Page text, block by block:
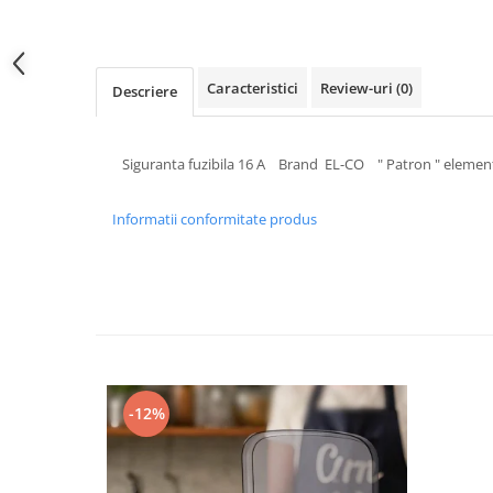
Prelungitoare/Derulatoare
Starter/Droser
Întrerupătoare/Comutatoare
Butuc yala,Broaste usa,Lacat
Descriere Caracteristici Review-uri (0)
Siguranta fuzibila 16 A Brand EL-CO " Patron "
Informatii conformitate produs
-12%